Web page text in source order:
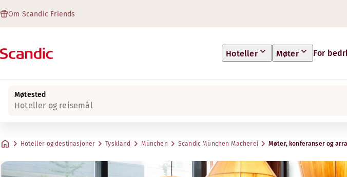
Om Scandic Friends
Hoteller Møter For
Møtested
Hoteller og reisemål
Hoteller og destinasjoner Tyskland München Scandic München Macherei Møter, konferanser og